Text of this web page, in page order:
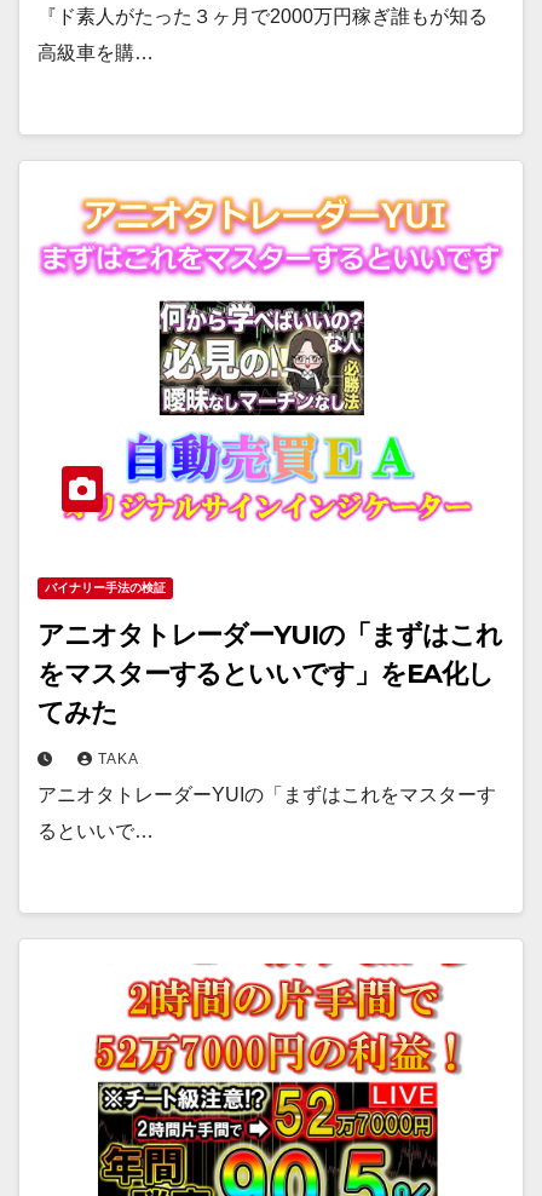
『ド素人がたった３ヶ月で2000万円稼ぎ誰もが知る
高級車を購…
バイナリー手法の検証
アニオタトレーダーYUIの「まずはこれ
をマスターするといいです」をEA化し
てみた
TAKA
アニオタトレーダーYUIの「まずはこれをマスターす
るといいで…